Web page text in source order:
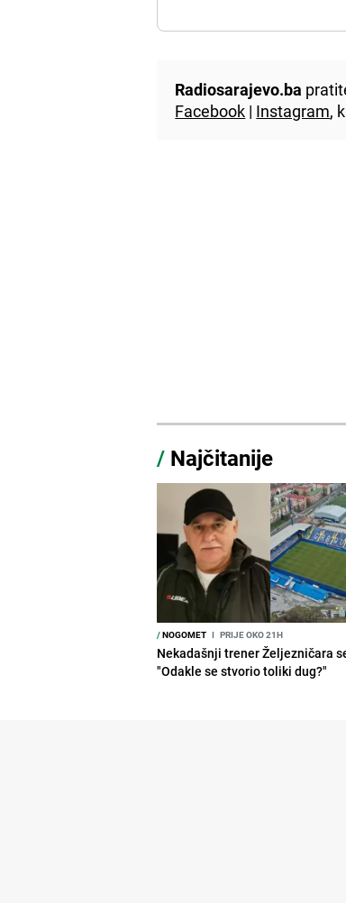
Radiosarajevo.ba
Facebook | Instagram,
/ Najčitanije
/NOGOMET I PRIJE OKO 21H
Nekadašnji trener Željezničara
"Odakle se stvorio toliki dug?"